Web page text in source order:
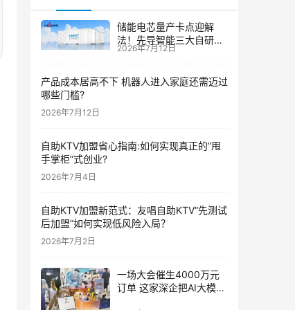
储能电芯量产卡点迎解
法！先导智能三大自研技
术攻克大尺寸制芯难题
2026年7月12日
产品成本居高不下 机器人进入家庭还需迈过
哪些门槛?
2026年7月12日
自助KTV加盟省心指南:如何实现真正的”甩
手掌柜”式创业?
2026年7月4日
自助KTV加盟新范式：友唱自助KTV“先测试
后加盟”如何实现低风险入局？
2026年7月2日
一场大会催生4000万元
订单 这家深企把AI大模型